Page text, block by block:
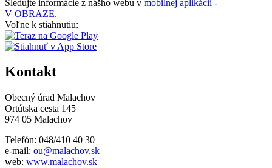
Sledujte informácie z nášho webu v mobilnej aplikácii -
V OBRAZE.
Voľne k stiahnutiu:
Kontakt
Obecný úrad Malachov
Ortútska cesta 145
974 05 Malachov
Telefón: 048/410 40 30
e-mail: ou@malachov.sk
web: www.malachov.sk